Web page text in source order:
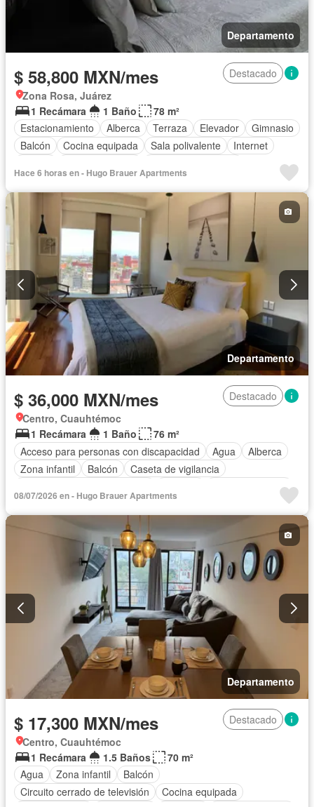
Departamento
$ 58,800 MXN/mes
Destacado
Zona Rosa, Juárez
1 Recámara
1 Baño
78 m²
Estacionamiento
Alberca Terraza Elevador
Gimnasio
Balcón
Cocina equipada Sala polivalente
Internet
Gas natural
Recámara con closet
Completamente amueblado
Hace 6 horas en - Hugo Brauer Apartments
Departamento
$ 36,000 MXN/mes
Destacado
Centro, Cuauhtémoc
1 Recámara
1 Baño
76 m²
Acceso para personas con discapacidad
Agua
Alberca
Zona infantil
Balcón
Caseta de vigilancia
Cocina equipada
Cocina integral
Cuarto de Limpieza
Estacionamiento
Gimnasio
Internet Jardín
Despacho
Recámara con closet
Sala polivalente
Seguridad
Vista panorámica Completamente amueblado
08/07/2026 en - Hugo Brauer Apartments
Departamento
$ 17,300 MXN/mes
Destacado
Centro, Cuauhtémoc
1 Recámara
1.5 Baños
70 m²
Agua
Zona infantil
Balcón
Circuito cerrado de televisión
Cocina equipada